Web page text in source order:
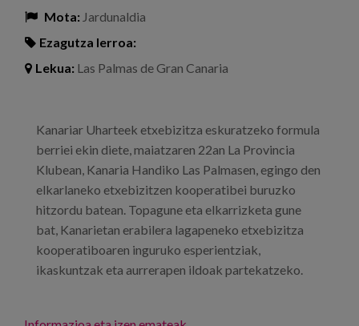
Mota: Jardunaldia
Ezagutza lerroa:
Lekua: Las Palmas de Gran Canaria
Kanariar Uharteek etxebizitza eskuratzeko formula
berriei ekin diete, maiatzaren 22an La Provincia
Klubean, Kanaria Handiko Las Palmasen, egingo den
elkarlaneko etxebizitzen kooperatibei buruzko
hitzordu batean. Topagune eta elkarrizketa gune
bat, Kanarietan erabilera lagapeneko etxebizitza
kooperatiboaren inguruko esperientziak,
ikaskuntzak eta aurrerapen ildoak partekatzeko.